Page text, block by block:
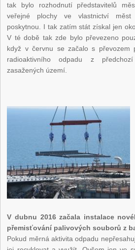
tak bylo rozhodnutí představitelů
veřejné plochy ve vlastnictví
poskytnou. I tak zatím stát získal jen
V té době tak zde bylo převezeno
když v červnu se začalo s převozem
radioaktivního odpadu z
zasažených území.
V dubnu 2016 začala instalace
přemisťování palivových souborů z
Pokud měrná aktivita odpadu